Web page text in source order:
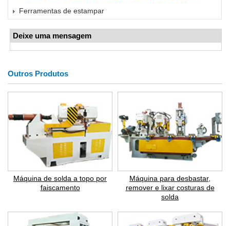
Ferramentas de estampar
Deixe uma mensagem
Outros Produtos
Máquina de solda a topo por
faiscamento
Máquina para desbastar,
remover e lixar costuras de
solda